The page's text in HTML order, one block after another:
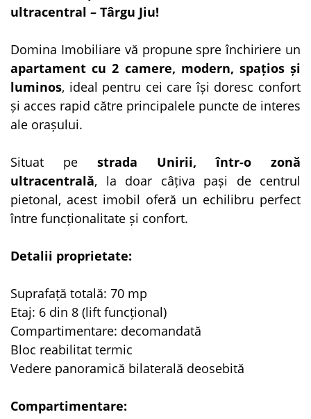
ultracentral – Târgu Jiu!
Domina Imobiliare vă propune spre închiriere un
apartament cu 2 camere, modern, spațios și
luminos, ideal pentru cei care își doresc confort
și acces rapid către principalele puncte de interes
ale orașului.
Situat pe strada Unirii, într-o zonă
ultracentrală, la doar câțiva pași de centrul
pietonal, acest imobil oferă un echilibru perfect
între funcționalitate și confort.
Detalii proprietate:
Suprafață totală: 70 mp
Etaj: 6 din 8 (lift funcțional)
Compartimentare: decomandată
Bloc reabilitat termic
Vedere panoramică bilaterală deosebită
Compartimentare: